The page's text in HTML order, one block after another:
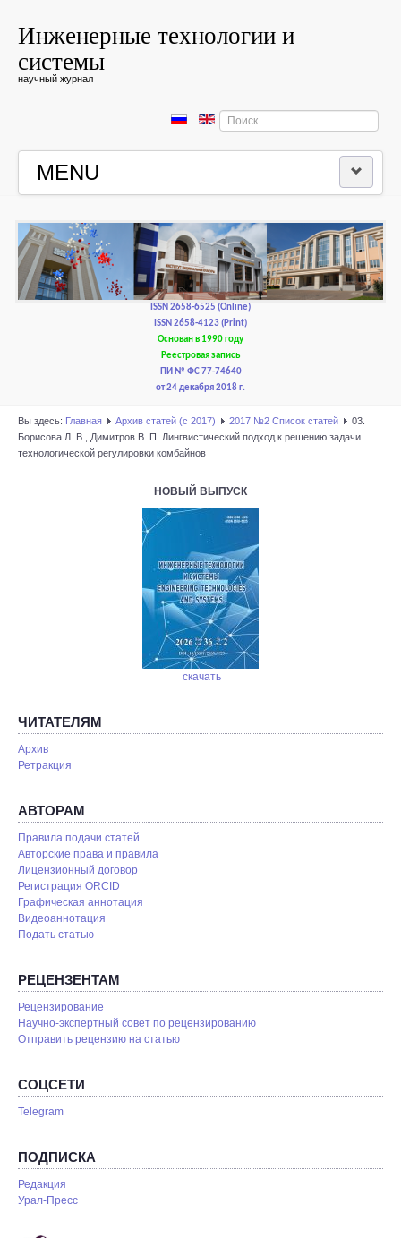
Инженерные технологии и
системы
научный журнал
Искать...
MENU
РЕДКОЛЛЕГИЯ
РЕДАКЦИОННАЯ ПОЛИТИКА И ЭТИКА
ISSN 2658-6525 (Online)
ISSN 2658-4123 (Print)
Основан в 1990 году
Реестровая запись
ПИ № ФС 77-74640
от 24 декабря 2018 г.
Вы здесь: Главная Архив статей (с 2017) 2017 №2 Список статей
03.
Борисова Л. В., Димитров В. П. Лингвистический подход к решению задачи
технологической регулировки комбайнов
НОВЫЙ ВЫПУСК
скачать
ЧИТАТЕЛЯМ
Архив
Ретракция
АВТОРАМ
Правила подачи статей
Авторские права и правила
Лицензионный договор
Регистрация ORCID
Графическая аннотация
Видеоаннотация
Подать статью
РЕЦЕНЗЕНТАМ
Рецензирование
Научно-экспертный совет по рецензированию
Отправить рецензию на статью
СОЦСЕТИ
Telegram
ПОДПИСКА
Редакция
Урал-Пресс